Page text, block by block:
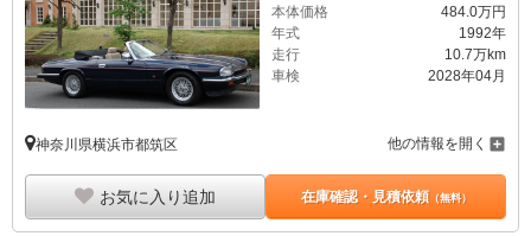
本体価格
484.0万円
年式
1992年
走行
10.7万km
車検
2028年04月
神奈川県横浜市都筑区 他の情報を開く
お気に入り追加 在庫確認・見積依頼（無料）